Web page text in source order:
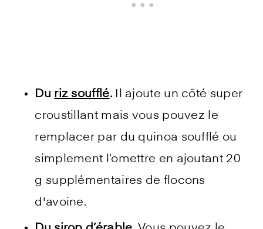
Du riz soufflé. Il ajoute un côté super
croustillant mais vous pouvez le
remplacer par du quinoa soufflé ou
simplement l’omettre en ajoutant 20
g supplémentaires de flocons
d'avoine.